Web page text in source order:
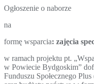
Ogłoszenie o naborze
na
formę wsparcia: zajęcia
w ramach projektu pt.
w Powiecie Bydgoskim”
Funduszu Społecznego